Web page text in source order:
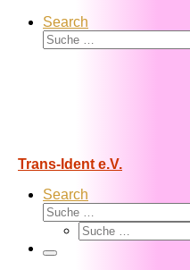
Search
Suche
Trans-Ident e.V.
Search
Suche
Suche
Menü